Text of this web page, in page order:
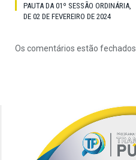
PAUTA DA 01º SESSÃO ORDINÁRIA,
DE 02 DE FEVEREIRO DE 2024
Os comentários estão fechados.